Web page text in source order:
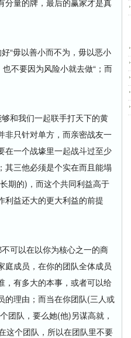
分量的牌，最后的赢家才是真
“毋以善小而不为，毋以恶小
不要因为风险小就去做“；而
和我们一起联手打天下的黄
非只针对单方，而亲密战友一
在一个战壕里一起战斗过至少
其三他必须是个实在而且能塌
期的)，而这个共同利益高于
利益还大的更大利益的前提
可以在以你为核心之一的商
庭成员，在你的团队全体成员
，有多大的本事，或者可以给
的理由；而当在你团队(三人或
团队，要么她(他)另谋高就，
这个团队，所以在团队里不要